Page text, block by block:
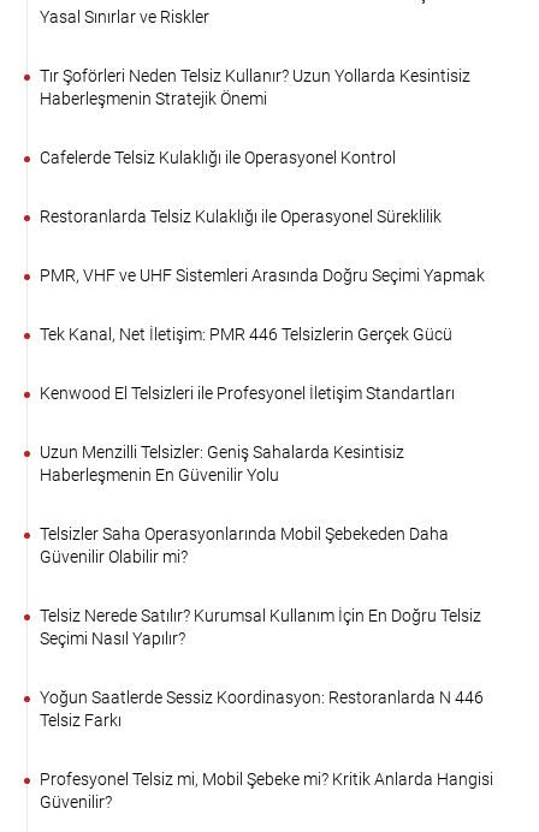
Yasal Sınırlar ve Riskler
Tır Şoförleri Neden Telsiz Kullanır? Uzun Yollarda Kesintisiz
Haberleşmenin Stratejik Önemi
Cafelerde Telsiz Kulaklığı ile Operasyonel Kontrol
Restoranlarda Telsiz Kulaklığı ile Operasyonel Süreklilik
PMR, VHF ve UHF Sistemleri Arasında Doğru Seçimi Yapmak
Tek Kanal, Net İletişim: PMR 446 Telsizlerin Gerçek Gücü
Kenwood El Telsizleri ile Profesyonel İletişim Standartları
Uzun Menzilli Telsizler: Geniş Sahalarda Kesintisiz
Haberleşmenin En Güvenilir Yolu
Telsizler Saha Operasyonlarında Mobil Şebekeden Daha
Güvenilir Olabilir mi?
Telsiz Nerede Satılır? Kurumsal Kullanım İçin En Doğru Telsiz
Seçimi Nasıl Yapılır?
Yoğun Saatlerde Sessiz Koordinasyon: Restoranlarda N 446
Telsiz Farkı
Profesyonel Telsiz mi, Mobil Şebeke mi? Kritik Anlarda Hangisi
Güvenilir?